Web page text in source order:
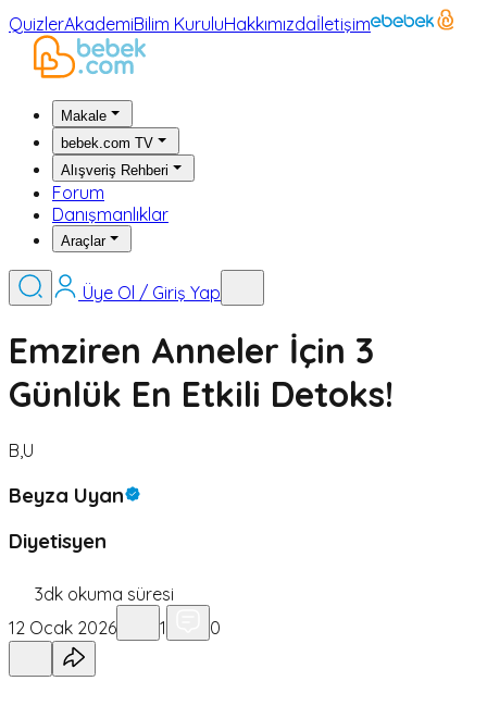
QuizlerAkademiBilim KuruluHakkımızdaİletişim
Makale
bebek.com TV
Alışveriş Rehberi
Forum
Danışmanlıklar
Araçlar
Üye Ol / Giriş Yap
Emziren Anneler İçin 3
Günlük En Etkili Detoks!
B,U
Beyza Uyan
Diyetisyen
3dk okuma süresi
12 Ocak 2026
1 0